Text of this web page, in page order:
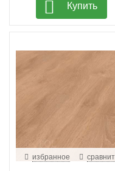
Купить
избранное